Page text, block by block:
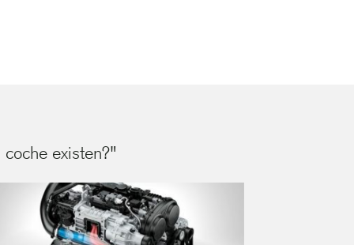
existen?"